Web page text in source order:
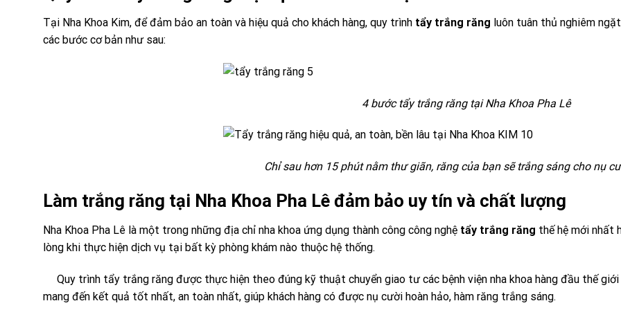
Tại Nha Khoa Kim, để đảm bảo an toàn và hiệu quả cho khách hàng, quy trình tẩy trắng răng luôn tuân thủ nghiêm
các bước cơ bản như sau:
4 bước tẩy trắng răng tại Nha Khoa Pha Lê
Chỉ sau hơn 15 phút nằm thư giãn, răng của bạn sẽ trắng sáng cho nụ
Làm trắng răng tại Nha Khoa Pha Lê đảm bảo uy tín và chất lượng
Nha Khoa Pha Lê là một trong những địa chỉ nha khoa ứng dụng thành công công nghệ tẩy trắng răng thế hệ mới nhất
lòng khi thực hiện dịch vụ tại bất kỳ phòng khám nào thuộc hệ thống.
Quy trình tẩy trắng răng được thực hiện theo đúng kỹ thuật chuyển giao tư các bệnh viện nha khoa hàng đầu thế
mang đến kết quả tốt nhất, an toàn nhất, giúp khách hàng có được nụ cười hoàn hảo, hàm răng trắng sáng.